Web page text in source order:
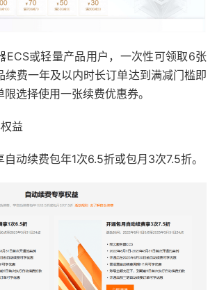
ECS或轻量产品用户，一次性可领取6张
续费一年及以内时长订单达到满减门槛即
选择使用一张续费优惠券。
益
动续费包年1次6.5折或包月3次7.5折。